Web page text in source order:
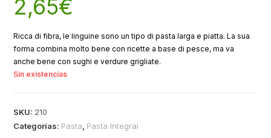
2,65€
Ricca di fibra, le linguine sono un tipo di pasta larga e piatta. La sua
forma combina molto bene con ricette a base di pesce, ma va
anche bene con sughi e verdure grigliate.
Sin existencias
SKU: 210
Categorías: Pasta Pasta Integral